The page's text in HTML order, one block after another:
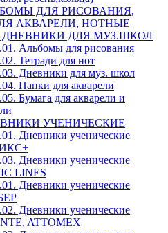
ДЛЯ РИСОВАНИЯ,
АКВАРЕЛИ, НОТНЫЕ
ДНЕВНИКИ ДЛЯ МУЗ.ШКОЛ
Альбомы для рисования
Тетради для нот
Дневники для муз. школ
Папки для акварели
Бумага для акварели и
УЧЕНИЧЕСКИЕ
Дневники ученические
Дневники ученические
LINES
Дневники ученические
Дневники ученические
ATTOMEX